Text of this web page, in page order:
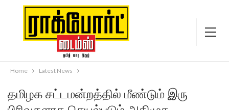
Home Latest News
தமிழக சட்டமன்றத்தில் மீண்டும் இரு